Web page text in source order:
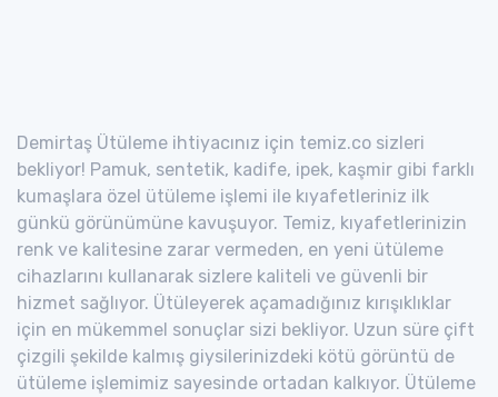
Demirtaş Ütüleme ihtiyacınız için temiz.co sizleri
bekliyor! Pamuk, sentetik, kadife, ipek, kaşmir gibi farklı
kumaşlara özel ütüleme işlemi ile kıyafetleriniz ilk
günkü görünümüne kavuşuyor. Temiz, kıyafetlerinizin
renk ve kalitesine zarar vermeden, en yeni ütüleme
cihazlarını kullanarak sizlere kaliteli ve güvenli bir
hizmet sağlıyor. Ütüleyerek açamadığınız kırışıklıklar
için en mükemmel sonuçlar sizi bekliyor. Uzun süre çift
çizgili şekilde kalmış giysilerinizdeki kötü görüntü de
ütüleme işlemimiz sayesinde ortadan kalkıyor. Ütüleme